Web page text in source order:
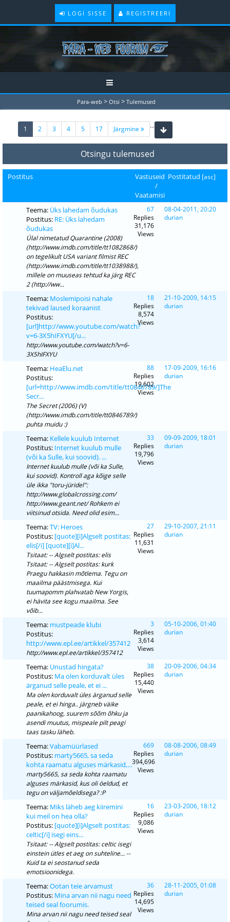
LOGI SISSE REGISTREERI
Para-web > Otsi > Tulemused
1 (current)
2 3 4 5 ...
17 Järgmine
Otsingu tulemused
Postitus
Vastuseid
/
Vaatamisi
Postitatud [asc]
Teema: Üks lahedam õudukas
Postitus: RE: Üks lahedam
õudukas
Ülal nimetatud Quarantine (2008)
(http://www.imdb.com/title/tt1082868/)
on tegelikult USA variant filmist REC
(http://www.imdb.com/title/tt1038988/),
millele on muuseas tehtud ka järg REC
2 (http://ww...
67
Replies
31,176
Views
08-04-2011, 20:20
durian
Teema: Moslemipoisi nahale
tekivad laused koraanist
Postitus:
[url]http://www.youtube.com/watch?
v=6-3X5hIFXYU[/u...
http://www.youtube.com/watch?v=6-
3X5hIFXYU
18
Replies
8,574
Views
21-10-2009, 14:15
durian
Teema: HeaElu.net
Postitus:
[url=http://www.imdb.com/title/tt0846789/]The
Secr...
The Secret (2006) (V)
(http://www.imdb.com/title/tt0846789/)
puhta muidu :)
88
Replies
19,602
Views
17-09-2009, 16:16
durian
Teema: Kellele kuulub Internet
Postitus: Internet kuulub mulle
(või ka Sulle, kui soovid). ...
Internet kuulub mulle (või ka Sulle,
kui soovid). Kontroll aga kõige selle
üle ikka "toru-jüridel":
http://www.globalcrossing.com/
http://www.geant.net/ Rohkem ei
viitsinud otsida. Need olid esim...
33
Replies
19,796
Views
09-09-2009, 18:01
durian
Teema:TV: Heroes
Postitus: [quote][i]Algselt postitas:
elis[/i] [quote][i]Al...
Tsitaat: -- Algselt postitas: elis
Tsitaat: -- Algselt postitas: kurk
Praegu hakkasin mõtlema. Tegu on
maailma päästmisega. Kui
tuumapomm plahvatab New Yorgis,
ei hävita see kogu maailma. See
võib...
27
Replies
11,631
Views
29-10-2007, 21:11
durian
Teema: mustpeade klubi
Postitus:
http://www.epl.ee/artikkel/357412
http://www.epl.ee/artikkel/357412
3
Replies
3,614
Views
05-10-2006, 01:40
durian
Teema: Unustad hingata?
Postitus: Ma olen korduvalt üles
ärganud selle peale, et ei ...
Ma olen korduvalt üles ärganud selle
peale, et ei hinga.. järgneb väike
paanikahoog, suurem sõõm õhku ja
asendi muutus, mispeale pilt peagi
taas tasku läheb.
38
Replies
15,440
Views
20-09-2006, 04:34
durian
Teema:Vabamüürlased
Postitus: marty5665, sa seda
kohta raamatu alguses märkasid,...
marty5665, sa seda kohta raamatu
alguses märkasid, kus oli öeldud, et
tegu on väljamõeldisega? :P
669
Replies
394,696
Views
08-08-2006, 08:49
durian
Teema: Miks läheb aeg kiiremini
kui meil on hea olla?
Postitus: [quote][i]Algselt postitas:
celtic[/i] isegi eins...
Tsitaat: -- Algselt postitas: celtic isegi
einstein ütles et aeg on suhteline... --
Kuid ta ei seostanud seda
emotsioonidega.
16
Replies
9,086
Views
23-03-2006, 18:12
durian
Teema:Ootan teie arvamust
Postitus: Mina arvan nii nagu need
teised seal foorumis.
Mina arvan nii nagu need teised seal
36
Replies
14,695
Views
28-11-2005, 01:08
durian